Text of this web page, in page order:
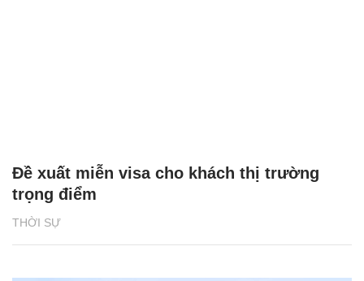
THỜI SỰ
Đề xuất miễn visa cho khách thị trường
trọng điểm